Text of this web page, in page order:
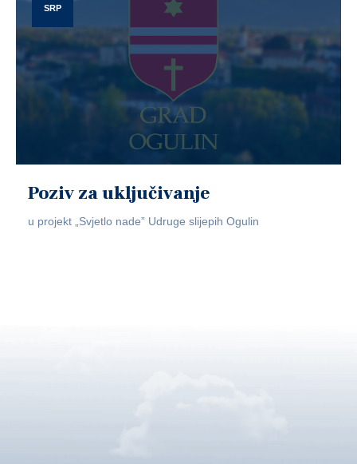
SRP
Poziv za uključivanje
u projekt „Svjetlo nade” Udruge slijepih Ogulin